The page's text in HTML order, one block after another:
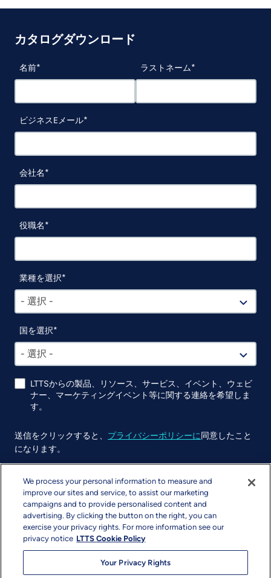
カタログダウンロード
名前 ラストネーム
ビジネスEメール
会社名
役職名
業種を選択
- 選択 -
国を選択
- 選択 -
LTTSからの製品、リソース、サービス、イベント、ウェビ
ナー、マーケティングイベント等に関する連絡を希望しま
す。
送信をクリックすると、 プライバシーポリシーに同意したこと
になります。
We process your personal information to measure and
improve our sites and service, to assist our marketing
campaigns and to provide personalised content and
advertising. By clicking the button on the right, you can
exercise your privacy rights. For more information see our
privacy notice LTTS Cookie Policy
Your Privacy Rights